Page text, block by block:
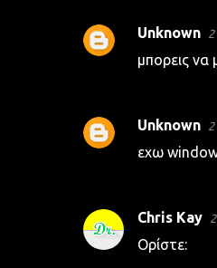
Unknown
μπορεις να
Unknown
εχω
Chris Kay
Ορίστε: